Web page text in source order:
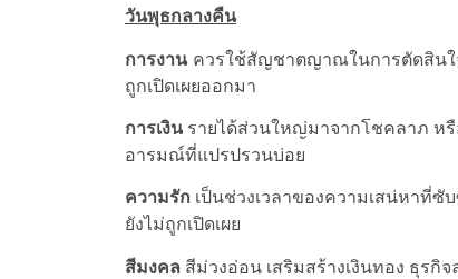
วันพุธกลางคืน
การงาน ควรใช้สัญชาตญาณในการตัดสินใ
ถูกเปิดเผยออกมา
การเงินรายได้ส่วนใหญ่มาจากโชคลาภ หรื
อารมณ์ที่แปรปรวนบ่อย
ความรัก เป็นช่วงเวลาของความเสน่หาที่
ยังไม่ถูกเปิดเผย
สีมงคล สีม่วงอ่อน เสริมสร้างเงินทอง ธุรกิ